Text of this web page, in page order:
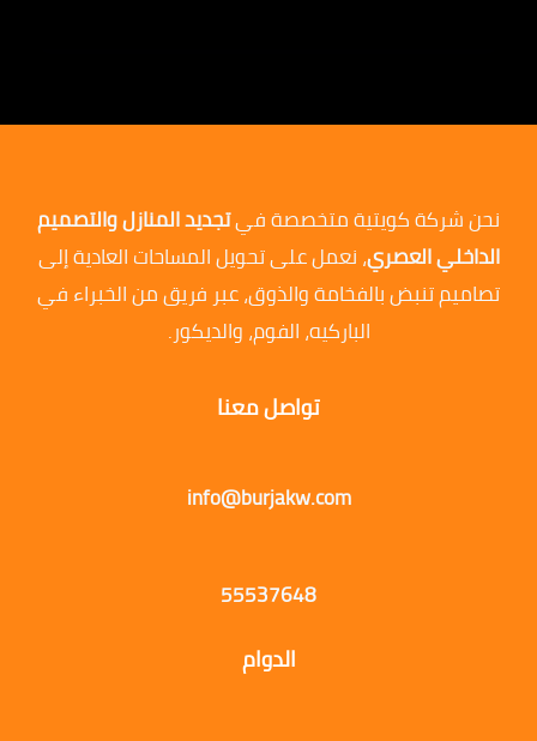
نحن شركة كويتية متخصصة فيتجديد المنازل والتصميم
الداخلي العصري، نعمل على تحويل المساحات العادية إلى
تصاميم تنبض بالفخامة والذوق، عبر فريق من الخبراء في
الباركيه، الفوم، والديكور.
تواصل معنا
info@burjakw.com
55537648
الدوام